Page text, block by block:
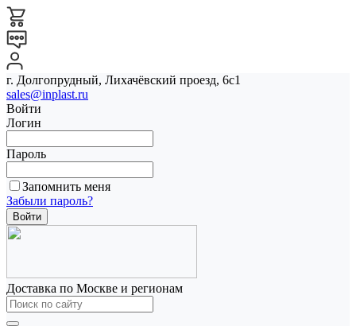
г. Долгопрудный, Лихачёвский проезд, 6с1
sales@inplast.ru
Войти
Логин
Пароль
Запомнить меня
Забыли пароль?
Доставка по Москве и регионам